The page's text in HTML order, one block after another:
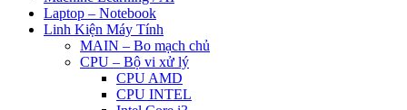
Laptop – Notebook
Linh Kiện Máy Tính
MAIN – Bo mạch chủ
CPU – Bộ vi xử lý
CPU AMD
CPU INTEL